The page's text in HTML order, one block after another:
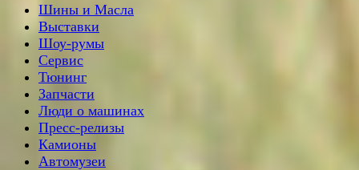
Шины и Масла
Выставки
Шоу-румы
Сервис
Тюнинг
Запчасти
Люди о машинах
Пресс-релизы
Камионы
Автомузеи